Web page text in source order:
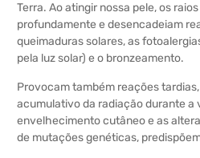
Terra. Ao atingir nossa pele, os
profundamente e desencadeiam
queimaduras solares, as
pela luz solar) e o bronzeamento.
Provocam também reações
acumulativo da radiação durante a
envelhecimento cutâneo e as
de mutações genéticas,